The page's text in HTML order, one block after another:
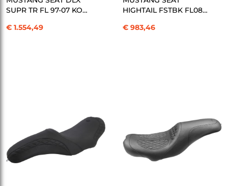
SUPR TR FL 97-07 KOD:
€ 1.554,49
HIGHTAIL FSTBK FL08-
€ 983,46